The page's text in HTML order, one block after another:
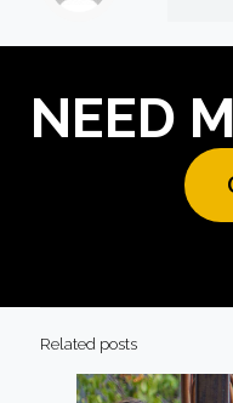
NEED
Related posts